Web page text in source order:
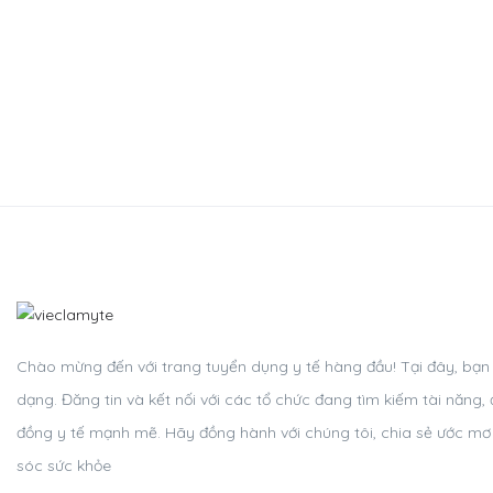
Chào mừng đến với trang tuyển dụng y tế hàng đầu! Tại đây,
dạng. Đăng tin và kết nối với các tổ chức đang tìm kiếm tài
đồng y tế mạnh mẽ. Hãy đồng hành với chúng tôi, chia sẻ ước
sóc sức khỏe